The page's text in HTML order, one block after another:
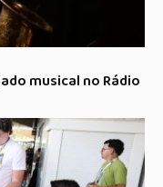
musical no Rádio